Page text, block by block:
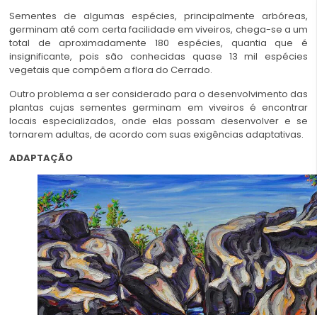
Sementes de algumas espécies, principalmente arbóreas,
germinam até com certa facilidade em viveiros, chega-se a um
total de aproximadamente 180 espécies, quantia que é
insignificante, pois são conhecidas quase 13 mil espécies
vegetais que compõem a flora do Cerrado.
Outro problema a ser considerado para o desenvolvimento das
plantas cujas sementes germinam em viveiros é encontrar
locais especializados, onde elas possam desenvolver e se
tornarem adultas, de acordo com suas exigências adaptativas.
ADAPTAÇÃO